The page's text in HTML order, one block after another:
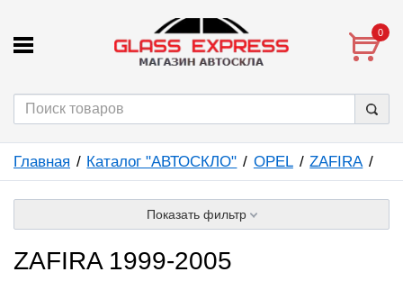
0
Главная Каталог "АВТОСКЛО" OPEL ZAFIRA
Показать фильтр
ZAFIRA 1999-2005